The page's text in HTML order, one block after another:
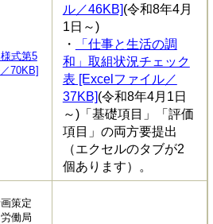
式第5
70KB]
ル／46KB](令和8年4月
1日～)​​
・
「仕事と生活の調
和」取組状況チェック
表 [Excelファイル／
37KB](令和8年4月1日
～)​「基礎項目」「評価
項目」の両方要提出
（エクセルのタブが2
個あります）。
策定
働局